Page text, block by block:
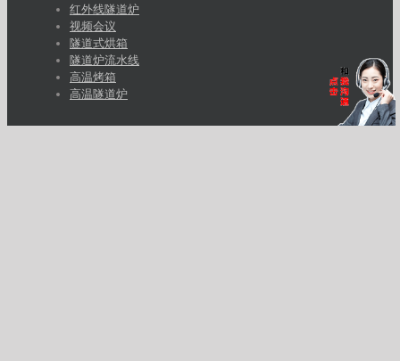
红外线隧道炉
视频会议
隧道式烘箱
隧道炉流水线
高温烤箱
高温隧道炉